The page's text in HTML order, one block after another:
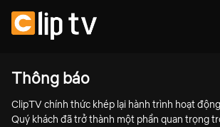
Thông báo
ClipTV chính thức khép lại hành trình hoạt
Quý khách đã trở thành một phần quan trọng